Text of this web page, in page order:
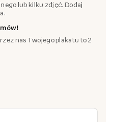
lub kilku zdjęć. Dodaj
nas Twojego plakatu to 2